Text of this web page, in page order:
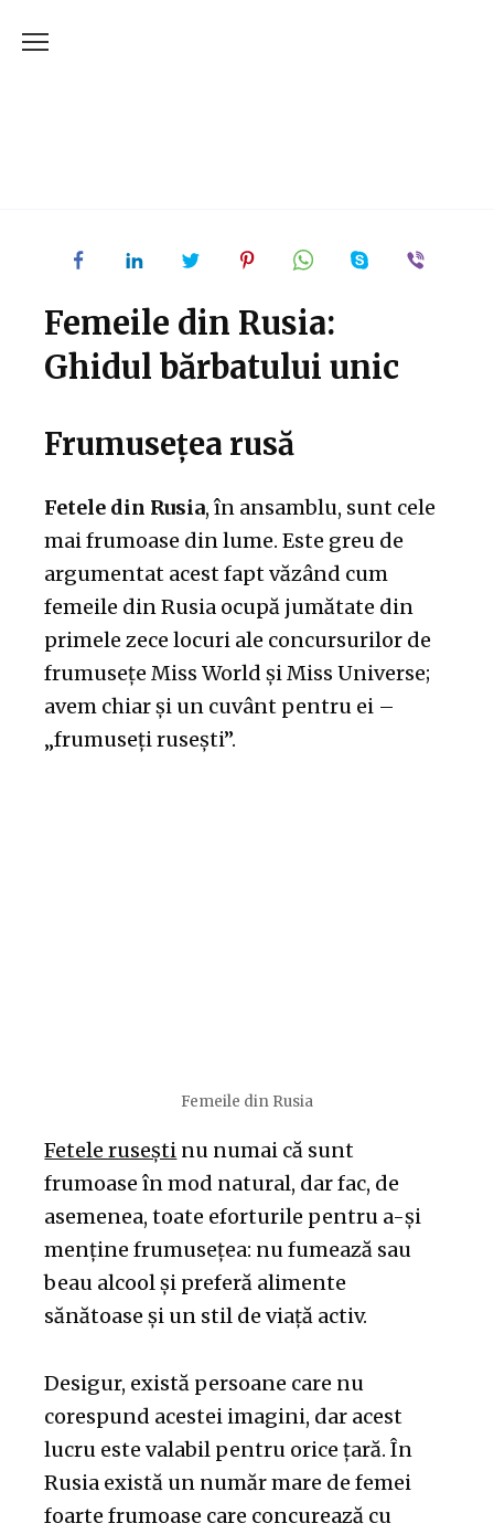
Femeile din Rusia:
Ghidul bărbatului unic
Frumusețea rusă
Fetele din Rusia, în ansamblu, sunt cele
mai frumoase din lume. Este greu de
argumentat acest fapt văzând cum
femeile din Rusia ocupă jumătate din
primele zece locuri ale concursurilor de
frumusețe Miss World și Miss Universe;
avem chiar și un cuvânt pentru ei –
„frumuseți rusești”.
Femeile din Rusia
Fetele rusești nu numai că sunt
frumoase în mod natural, dar fac, de
asemenea, toate eforturile pentru a-și
menține frumusețea: nu fumează sau
beau alcool și preferă alimente
sănătoase și un stil de viață activ.
Desigur, există persoane care nu
corespund acestei imagini, dar acest
lucru este valabil pentru orice țară. În
Rusia există un număr mare de femei
foarte frumoase care concurează cu